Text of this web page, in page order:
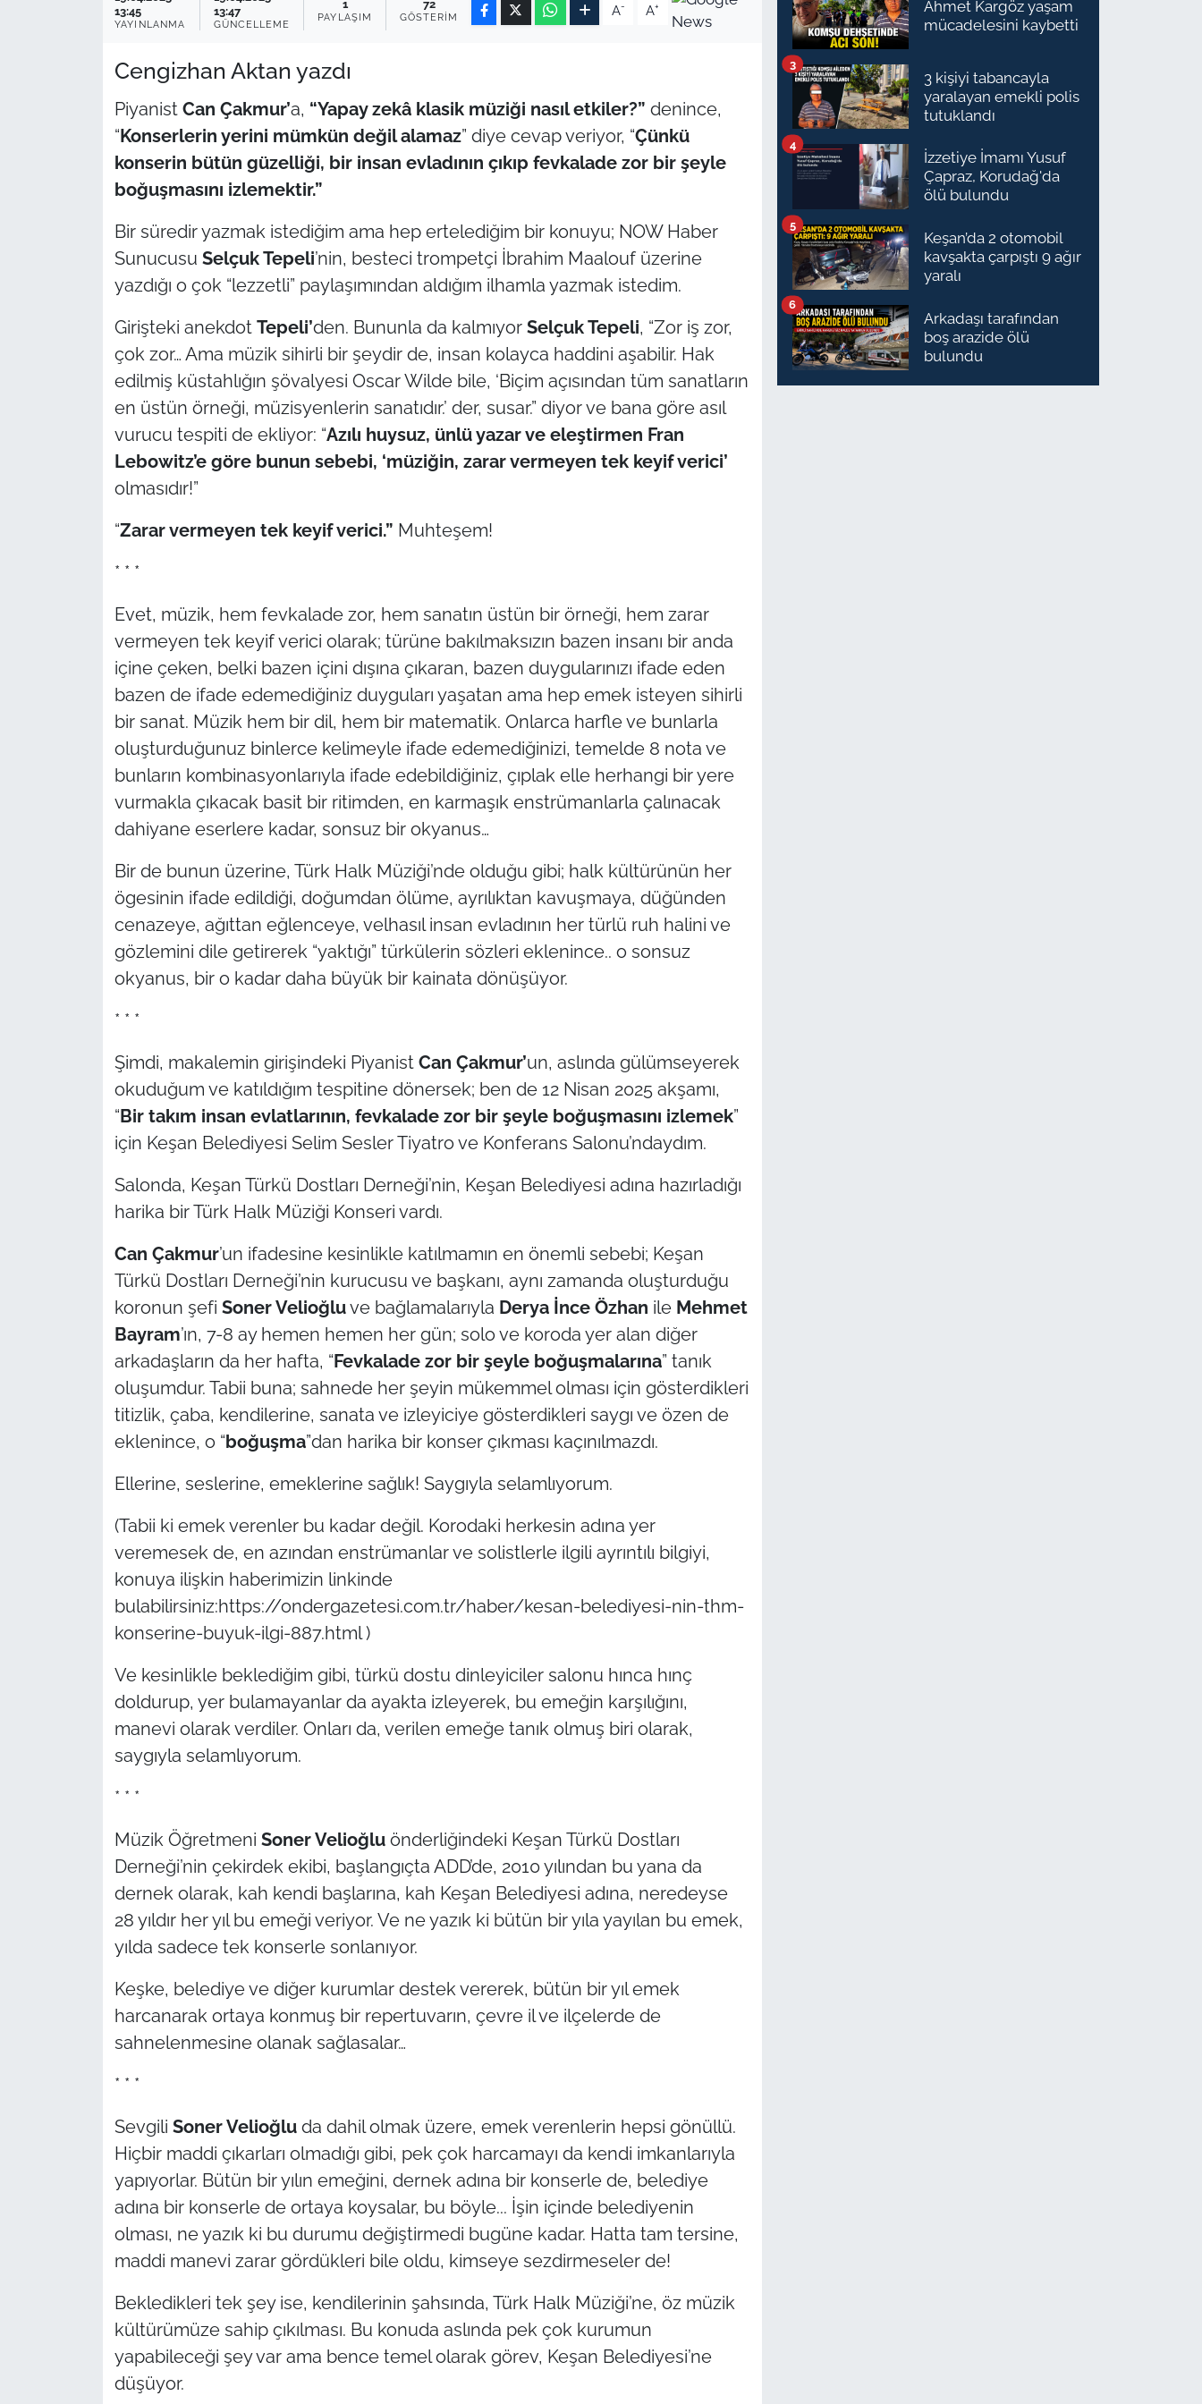
13:45
YAYINLANMA
13:47
GÜNCELLEME
1
PAYLAŞIM
72
GÖSTERIM A- A+
Cengizhan Aktan yazdı
Piyanist Can Çakmur’a, “Yapay zekâ klasik müziği nasıl etkiler?” denince,
“Konserlerin yerini mümkün değil alamaz” diye cevap veriyor, “Çünkü
konserin bütün güzelliği, bir insan evladının çıkıp fevkalade zor bir şeyle
boğuşmasını izlemektir.”
Bir süredir yazmak istediğim ama hep ertelediğim bir konuyu; NOW Haber
Sunucusu Selçuk Tepeli’nin, besteci trompetçi İbrahim Maalouf üzerine
yazdığı o çok “lezzetli” paylaşımından aldığım ilhamla yazmak istedim.
Girişteki anekdot Tepeli’den. Bununla da kalmıyor Selçuk Tepeli, “Zor iş zor,
çok zor… Ama müzik sihirli bir şeydir de, insan kolayca haddini aşabilir. Hak
edilmiş küstahlığın şövalyesi Oscar Wilde bile, ‘Biçim açısından tüm sanatların
en üstün örneği, müzisyenlerin sanatıdır.’ der, susar.” diyor ve bana göre asıl
vurucu tespiti de ekliyor: “Azılı huysuz, ünlü yazar ve eleştirmen Fran
Lebowitz’e göre bunun sebebi, ‘müziğin, zarar vermeyen tek keyif verici’
olmasıdır!”
“Zarar vermeyen tek keyif verici.” Muhteşem!
* * *
Evet, müzik, hem fevkalade zor, hem sanatın üstün bir örneği, hem zarar
vermeyen tek keyif verici olarak; türüne bakılmaksızın bazen insanı bir anda
içine çeken, belki bazen içini dışına çıkaran, bazen duygularınızı ifade eden
bazen de ifade edemediğiniz duyguları yaşatan ama hep emek isteyen sihirli
bir sanat. Müzik hem bir dil, hem bir matematik. Onlarca harfle ve bunlarla
oluşturduğunuz binlerce kelimeyle ifade edemediğinizi, temelde 8 nota ve
bunların kombinasyonlarıyla ifade edebildiğiniz, çıplak elle herhangi bir yere
vurmakla çıkacak basit bir ritimden, en karmaşık enstrümanlarla çalınacak
dahiyane eserlere kadar, sonsuz bir okyanus…
Bir de bunun üzerine, Türk Halk Müziği’nde olduğu gibi; halk kültürünün her
ögesinin ifade edildiği, doğumdan ölüme, ayrılıktan kavuşmaya, düğünden
cenazeye, ağıttan eğlenceye, velhasıl insan evladının her türlü ruh halini ve
gözlemini dile getirerek “yaktığı” türkülerin sözleri eklenince.. o sonsuz
okyanus, bir o kadar daha büyük bir kainata dönüşüyor.
* * *
Şimdi, makalemin girişindeki Piyanist Can Çakmur’un, aslında gülümseyerek
okuduğum ve katıldığım tespitine dönersek; ben de 12 Nisan 2025 akşamı,
“Bir takım insan evlatlarının, fevkalade zor bir şeyle boğuşmasını izlemek”
için Keşan Belediyesi Selim Sesler Tiyatro ve Konferans Salonu’ndaydım.
Salonda, Keşan Türkü Dostları Derneği’nin, Keşan Belediyesi adına hazırladığı
harika bir Türk Halk Müziği Konseri vardı.
Can Çakmur’un ifadesine kesinlikle katılmamın en önemli sebebi; Keşan
Türkü Dostları Derneği’nin kurucusu ve başkanı, aynı zamanda oluşturduğu
koronun şefi Soner Velioğluve bağlamalarıyla Derya İnce Özhan ile Mehmet
Bayram’ın, 7-8 ay hemen hemen her gün; solo ve koroda yer alan diğer
arkadaşların da her hafta, “Fevkalade zor bir şeyle boğuşmalarına” tanık
oluşumdur. Tabii buna; sahnede her şeyin mükemmel olması için gösterdikleri
titizlik, çaba, kendilerine, sanata ve izleyiciye gösterdikleri saygı ve özen de
eklenince, o “boğuşma”dan harika bir konser çıkması kaçınılmazdı.
Ellerine, seslerine, emeklerine sağlık! Saygıyla selamlıyorum.
(Tabii ki emek verenler bu kadar değil. Korodaki herkesin adına yer
veremesek de, en azından enstrümanlar ve solistlerle ilgili ayrıntılı bilgiyi,
konuya ilişkin haberimizin linkinde
bulabilirsiniz:https://ondergazetesi.com.tr/haber/kesan-belediyesi-nin-thm-
konserine-buyuk-ilgi-887.html )
Ve kesinlikle beklediğim gibi, türkü dostu dinleyiciler salonu hınca hınç
doldurup, yer bulamayanlar da ayakta izleyerek, bu emeğin karşılığını,
manevi olarak verdiler. Onları da, verilen emeğe tanık olmuş biri olarak,
saygıyla selamlıyorum.
* * *
Müzik Öğretmeni Soner Velioğluönderliğindeki Keşan Türkü Dostları
Derneği’nin çekirdek ekibi, başlangıçta ADD’de, 2010 yılından bu yana da
dernek olarak, kah kendi başlarına, kah Keşan Belediyesi adına, neredeyse
28 yıldır her yıl bu emeği veriyor. Ve ne yazık ki bütün bir yıla yayılan bu emek,
yılda sadece tek konserle sonlanıyor.
Keşke, belediye ve diğer kurumlar destek vererek, bütün bir yıl emek
harcanarak ortaya konmuş bir repertuvarın, çevre il ve ilçelerde de
sahnelenmesine olanak sağlasalar…
* * *
Sevgili Soner Velioğluda dahil olmak üzere, emek verenlerin hepsi gönüllü.
Hiçbir maddi çıkarları olmadığı gibi, pek çok harcamayı da kendi imkanlarıyla
yapıyorlar. Bütün bir yılın emeğini, dernek adına bir konserle de, belediye
adına bir konserle de ortaya koysalar, bu böyle... İşin içinde belediyenin
olması, ne yazık ki bu durumu değiştirmedi bugüne kadar. Hatta tam tersine,
maddi manevi zarar gördükleri bile oldu, kimseye sezdirmeseler de!
Bekledikleri tek şey ise, kendilerinin şahsında, Türk Halk Müziği’ne, öz müzik
kültürümüze sahip çıkılması. Bu konuda aslında pek çok kurumun
yapabileceği şey var ama bence temel olarak görev, Keşan Belediyesi’ne
düşüyor.
Ahmet Kargöz yaşam
mücadelesini kaybetti
3 kişiyi tabancayla
yaralayan emekli polis
tutuklandı
3
İzzetiye İmamı Yusuf
Çapraz, Korudağ'da
ölü bulundu
4
Keşan’da 2 otomobil
kavşakta çarpıştı 9 ağır
yaralı
5
Arkadaşı tarafından
boş arazide ölü
bulundu
6
Flaş Haber
Dış Haberler
İş Dünyası
Bilim Teknoloji
English News
Gündem-Eğitim